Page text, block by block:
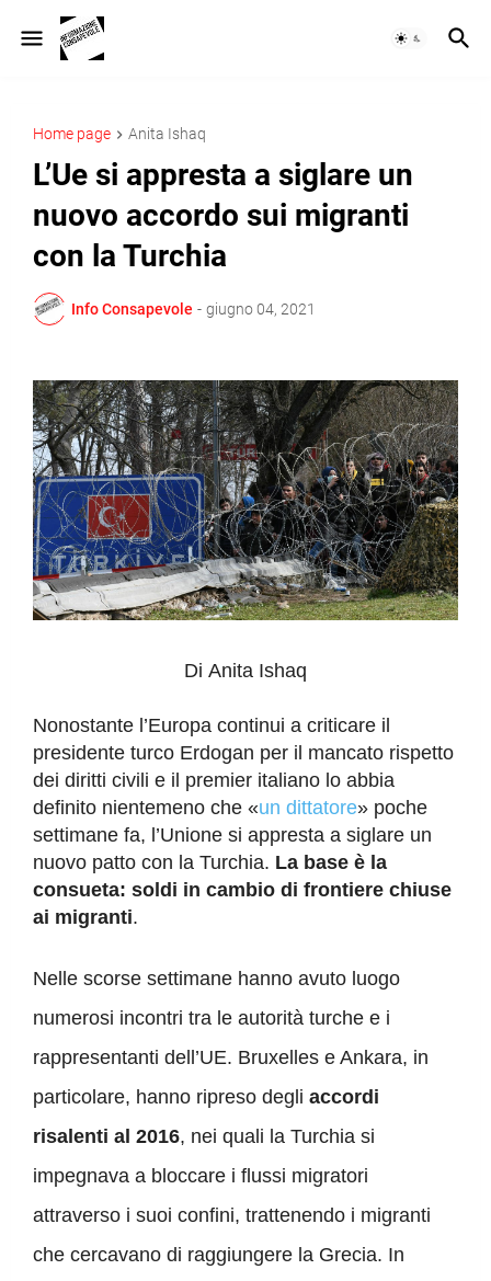
Home page Anita Ishaq
L’Ue si appresta a siglare un
nuovo accordo sui migranti
con la Turchia
Info Consapevole - giugno 04, 2021
Di Anita Ishaq
Nonostante l’Europa continui a criticare il
presidente turco Erdogan per il mancato rispetto
dei diritti civili e il premier italiano lo abbia
definito nientemeno che «un dittatore» poche
settimane fa, l’Unione si appresta a siglare un
nuovo patto con la Turchia. La base è la
consueta: soldi in cambio di frontiere chiuse
ai migranti.
Nelle scorse settimane hanno avuto luogo
numerosi incontri tra le autorità turche e i
rappresentanti dell’UE. Bruxelles e Ankara, in
particolare, hanno ripreso degli accordi
risalenti al 2016, nei quali la Turchia si
impegnava a bloccare i flussi migratori
attraverso i suoi confini, trattenendo i migranti
che cercavano di raggiungere la Grecia. In